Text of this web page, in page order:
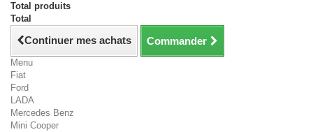
Total produits
Total
Continuer mes achats Commander
Menu
Fiat
Ford
LADA
Mercedes Benz
Mini Cooper